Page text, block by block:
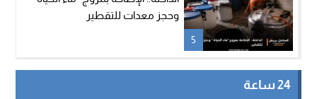
5
وحجز معدات للتقطير
24 ساعة